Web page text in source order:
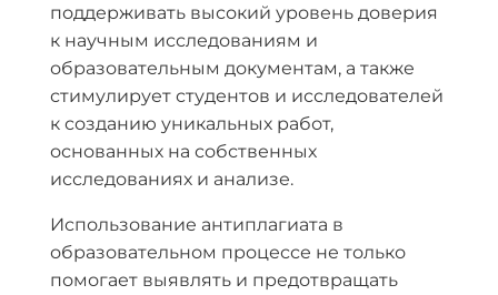
поддерживать высокий уровень доверия
к научным исследованиям и
образовательным документам, а также
стимулирует студентов и исследователей
к созданию уникальных работ,
основанных на собственных
исследованиях и анализе.
Использование антиплагиата в
образовательном процессе не только
помогает выявлять и предотвращать